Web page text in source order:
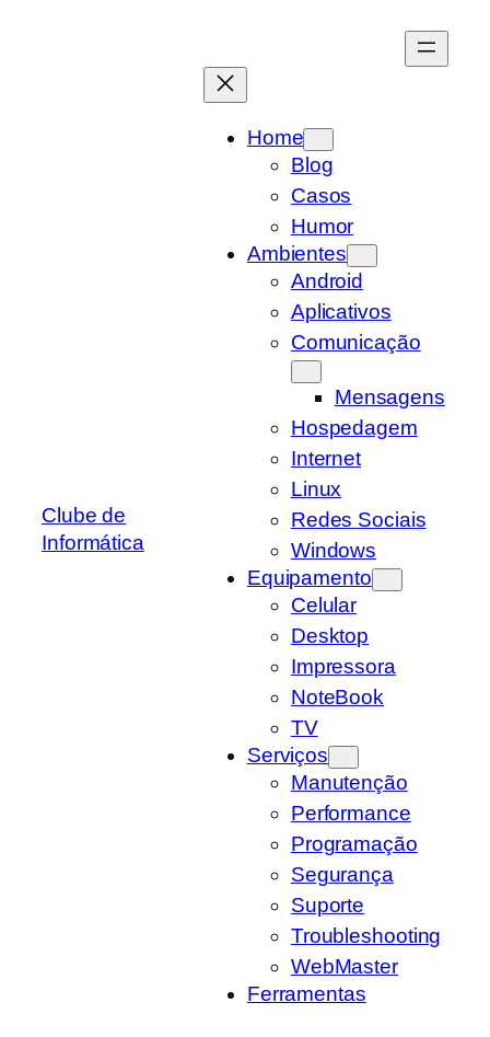
Clube de
Informática
Home
Blog
Casos
Humor
Ambientes
Android
Aplicativos
Comunicação
Mensagens
Hospedagem
Internet
Linux
Redes Sociais
Windows
Equipamento
Celular
Desktop
Impressora
NoteBook
TV
Serviços
Manutenção
Performance
Programação
Segurança
Suporte
Troubleshooting
WebMaster
Ferramentas